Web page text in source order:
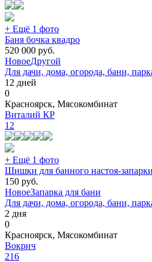
+ Ещё 1 фото
Баня бочка квадро
520 000 руб.
НовоеДругой
Для дачи, дома, огорода, бани,
12 дней
0
Красноярск, Мясокомбинат
Виталий КР
12
+ Ещё 1 фото
Шишки для банного настоя-запарки
150 руб.
НовоеЗапарка для бани
Для дачи, дома, огорода, бани,
2 дня
0
Красноярск, Мясокомбинат
Вокрич
216